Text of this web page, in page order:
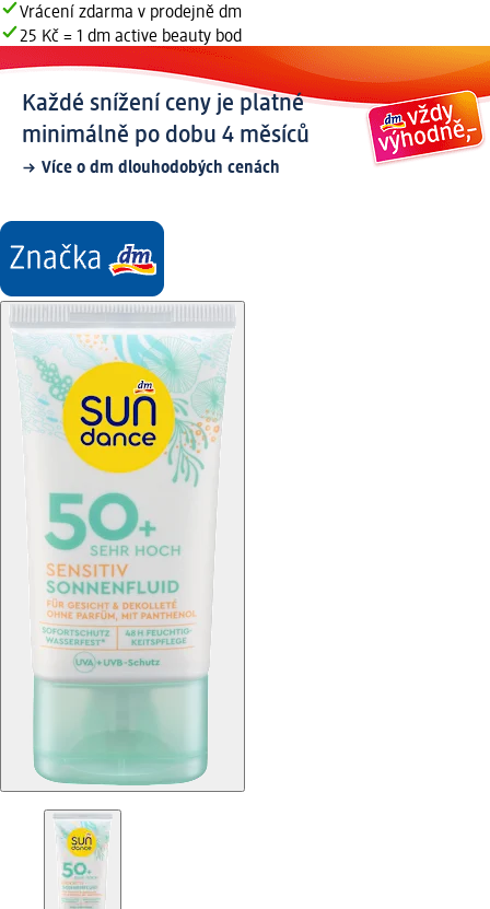
Vrácení zdarma v prodejně dm
25 Kč = 1 dm active beauty bod
Každé snížení ceny je platné
minimálně po dobu 4 měsíců
Více o dm dlouhodobých cenách